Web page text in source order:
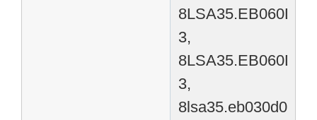
3,
3,
8lsa35.eb030d000-